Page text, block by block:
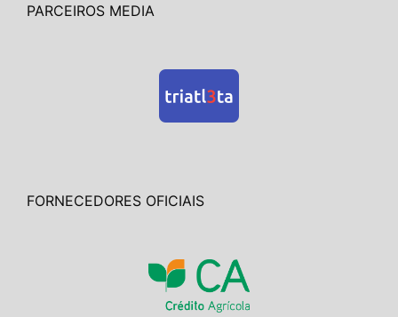
PARCEIROS MEDIA
FORNECEDORES OFICIAIS